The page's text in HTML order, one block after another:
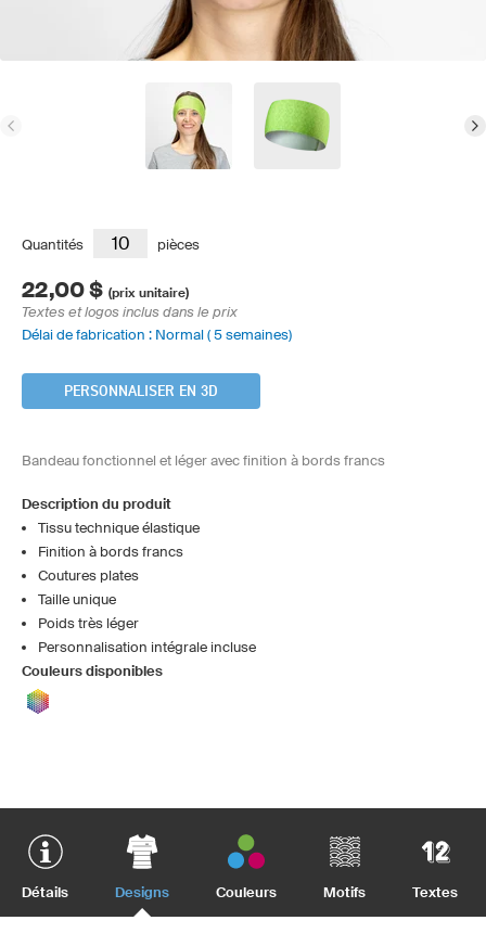
Quantités pièces
22,00 $ (prix unitaire)
Textes et logos inclus dans le prix
Délai de fabrication : Normal ( 5 semaines)
PERSONNALISER EN 3D
Bandeau fonctionnel et léger avec finition à bords francs
Description du produit
Tissu technique élastique
Finition à bords francs
Coutures plates
Taille unique
Poids très léger
Personnalisation intégrale incluse
Couleurs disponibles
Détails Designs Couleurs Motifs Textes